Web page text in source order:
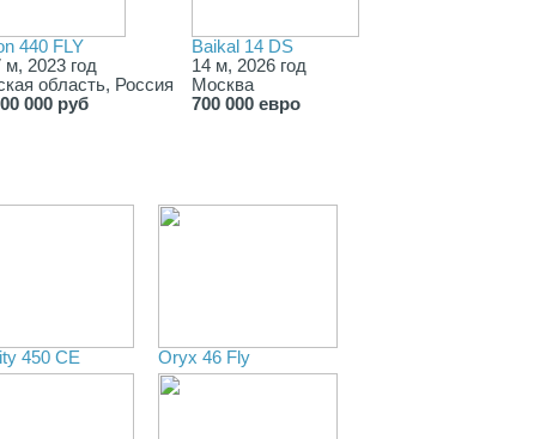
440 FLY
м, 2023 год
область, Россия
000 руб
Baikal 14 DS
14 м, 2026 год
Москва
700 000 евро
450 CE Oryx 46 Fly